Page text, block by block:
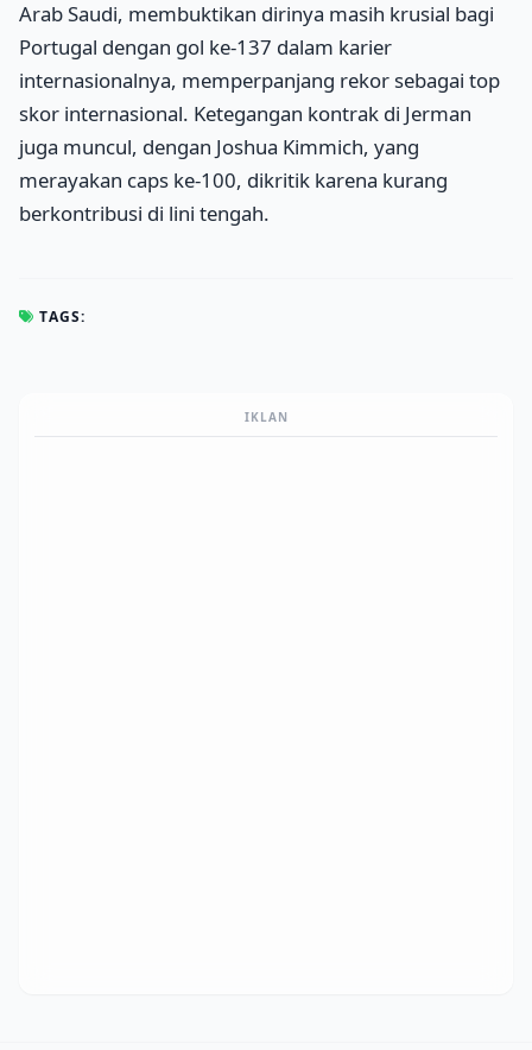
Arab Saudi, membuktikan dirinya masih krusial bagi
Portugal dengan gol ke-137 dalam karier
internasionalnya, memperpanjang rekor sebagai top
skor internasional. Ketegangan kontrak di Jerman
juga muncul, dengan Joshua Kimmich, yang
merayakan caps ke-100, dikritik karena kurang
berkontribusi di lini tengah.
TAGS:
IKLAN